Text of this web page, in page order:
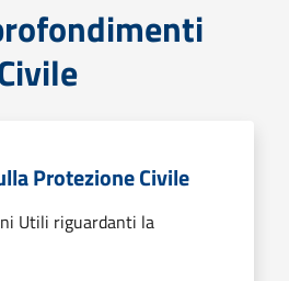
Protezione Civile
Utili riguardanti la